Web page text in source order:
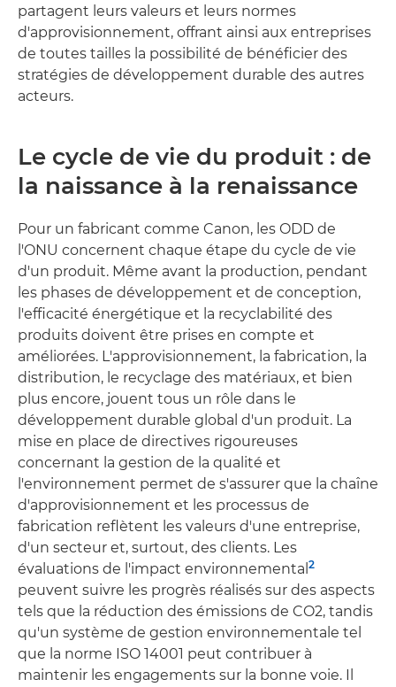
partagent leurs valeurs et leurs normes
d'approvisionnement, offrant ainsi aux entreprises
de toutes tailles la possibilité de bénéficier des
stratégies de développement durable des autres
acteurs.
Le cycle de vie du produit : de
la naissance à la renaissance
Pour un fabricant comme Canon, les ODD de
l'ONU concernent chaque étape du cycle de vie
d'un produit. Même avant la production, pendant
les phases de développement et de conception,
l'efficacité énergétique et la recyclabilité des
produits doivent être prises en compte et
améliorées. L'approvisionnement, la fabrication, la
distribution, le recyclage des matériaux, et bien
plus encore, jouent tous un rôle dans le
développement durable global d'un produit. La
mise en place de directives rigoureuses
concernant la gestion de la qualité et
l'environnement permet de s'assurer que la chaîne
d'approvisionnement et les processus de
fabrication reflètent les valeurs d'une entreprise,
d'un secteur et, surtout, des clients. Les
évaluations de l'impact environnemental 2
peuvent suivre les progrès réalisés sur des aspects
tels que la réduction des émissions de CO2, tandis
qu'un système de gestion environnementale tel
que la norme ISO 14001 peut contribuer à
maintenir les engagements sur la bonne voie. Il